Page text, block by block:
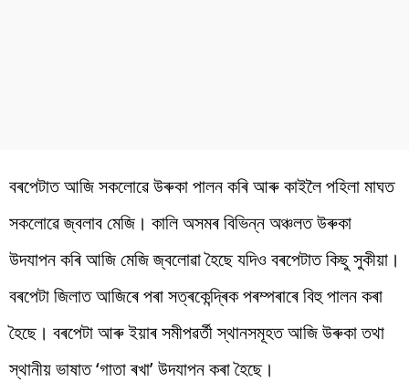
বৰপেটাত আজি সকলোৱে উৰুকা পালন কৰি আৰু কাইলৈ পহিলা মাঘত
সকলোৱে জ্বলাব মেজি। কালি অসমৰ বিভিন্ন অঞ্চলত উৰুকা
উদযাপন কৰি আজি মেজি জ্বলোৱা হৈছে যদিও বৰপেটাত কিছু সুকীয়া।
বৰপেটা জিলাত আজিৰে পৰা সত্ৰকেন্দ্ৰিক পৰম্পৰাৰে বিহু পালন কৰা
হৈছে। বৰপেটা আৰু ইয়াৰ সমীপৱৰ্তী স্থানসমূহত আজি উৰুকা তথা
স্থানীয় ভাষাত ‘গাতা ৰখা’ উদযাপন কৰা হৈছে।